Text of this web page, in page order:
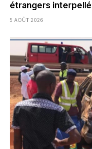
étrangers
5 AOÛT 2026